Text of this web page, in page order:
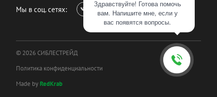
Здравствуйте! Готова помочь
вам. Напишите мне, если у
вас появятся вопросы.
Мы в соц. сетях:
© 2026 СИБЛЕСТРЕЙД
Политика конфиденциальности
Made byRedKrab